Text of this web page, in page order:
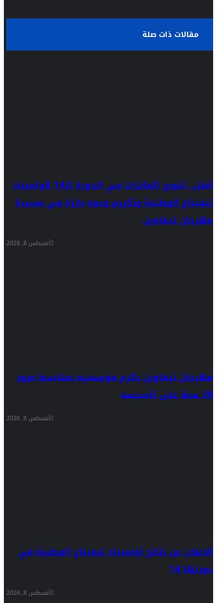
مقالات ذات صلة
أملن.. تتويج الفائزات في الدورة الـ14 لأولمبياد
تيفيناغ الوطنية وتكريم وجوه بارزة في مسيرة
مهرجان تيفاوين
أغسطس 8, 2026
مهرجان تيفاوين يكرم مؤسسيه بمناسبة مرور
20 سنة على تأسيسه
أغسطس 8, 2026
الإعلان عن نتائج أولمبياد تيفيناغ الوطنية في
دورتها 14
أغسطس 8, 2026